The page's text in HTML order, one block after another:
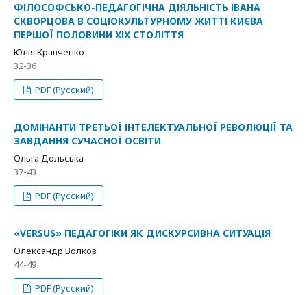
ФІЛОСОФСЬКО-ПЕДАГОГІЧНА ДІЯЛЬНІСТЬ ІВАНА
СКВОРЦОВА В СОЦІОКУЛЬТУРНОМУ ЖИТТІ КИЄВА
ПЕРШОЇ ПОЛОВИНИ ХІХ СТОЛІТТЯ
Юлія Кравченко
32-36
PDF (Русский)
ДОМІНАНТИ ТРЕТЬОЇ ІНТЕЛЕКТУАЛЬНОЇ РЕВОЛЮЦІЇ ТА
ЗАВДАННЯ СУЧАСНОЇ ОСВІТИ
Ольга Дольська
37-43
PDF (Русский)
«VERSUS» ПЕДАГОГІКИ ЯК ДИСКУРСИВНА СИТУАЦІЯ
Олександр Волков
44-49
PDF (Русский)